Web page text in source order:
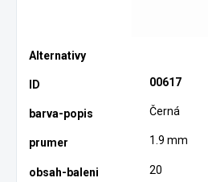
00617
Černá
1.9 mm
20